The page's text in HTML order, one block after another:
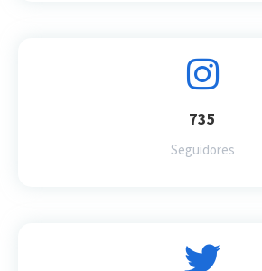
735
Seguidores